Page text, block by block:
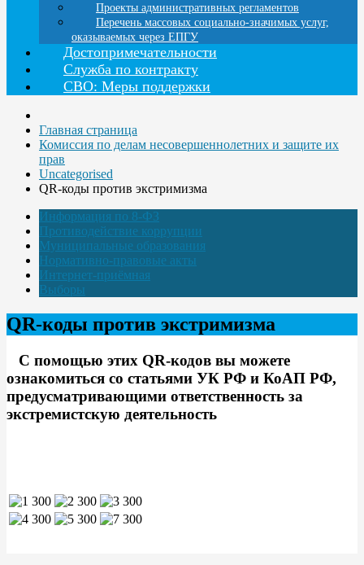
Проекты административных регламентов
Перечень массовых социально-значимых услуг,
оказываемых через ЕПГУ
Достопримечательности
Служба по контракту
СВО: Меры поддержки
Главная страница
Комиссия по делам несовершеннолетних и защите их
прав
Uncategorised
QR-коды против экстримизма
Информация по 8-ФЗ
Противодействие коррупции
Муниципальные образования
Нормативно-правовые акты
Интернет-приёмная
Выборы
QR-коды против экстримизма
С помощью этих QR-кодов вы можете
ознакомиться со статьями УК РФ и КоАП РФ,
предусматривающими ответственность за
экстремистскую деятельность